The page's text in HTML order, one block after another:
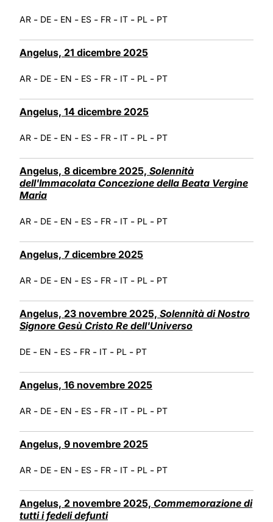
AR - DE - EN - ES - FR - IT - PL - PT
Angelus, 21 dicembre 2025
AR - DE - EN - ES - FR - IT - PL - PT
Angelus, 14 dicembre 2025
AR - DE - EN - ES - FR - IT - PL - PT
Angelus, 8 dicembre 2025, Solennità
dell'Immacolata Concezione della Beata Vergine
Maria
AR - DE - EN - ES - FR - IT - PL - PT
Angelus, 7 dicembre 2025
AR - DE - EN - ES - FR - IT - PL - PT
Angelus, 23 novembre 2025, Solennità di Nostro
Signore Gesù Cristo Re dell'Universo
DE - EN - ES - FR - IT - PL - PT
Angelus, 16 novembre 2025
AR - DE - EN - ES - FR - IT - PL - PT
Angelus, 9 novembre 2025
AR - DE - EN - ES - FR - IT - PL - PT
Angelus, 2 novembre 2025, Commemorazione di
tutti i fedeli defunti